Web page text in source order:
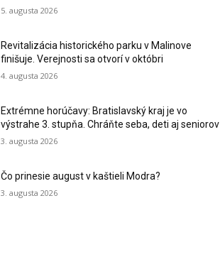
5. augusta 2026
Revitalizácia historického parku v Malinove
finišuje. Verejnosti sa otvorí v októbri
4. augusta 2026
Extrémne horúčavy: Bratislavský kraj je vo
výstrahe 3. stupňa. Chráňte seba, deti aj seniorov
3. augusta 2026
Čo prinesie august v kaštieli Modra?
3. augusta 2026